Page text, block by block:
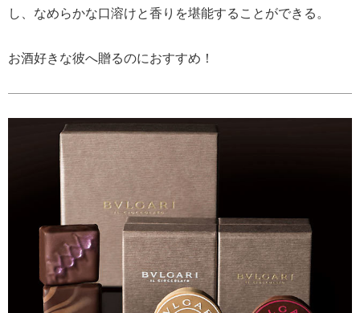
し、なめらかな口溶けと香りを堪能することができる。
お酒好きな彼へ贈るのにおすすめ！